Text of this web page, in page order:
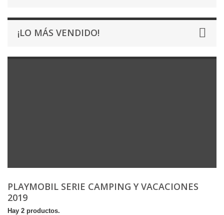
¡LO MÁS VENDIDO!
PLAYMOBIL SERIE CAMPING Y VACACIONES
2019
Hay 2 productos.